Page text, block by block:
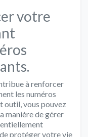
votre
à renforcer
les numéros
outil, vous pouvez
manière de gérer
protéger votre vie